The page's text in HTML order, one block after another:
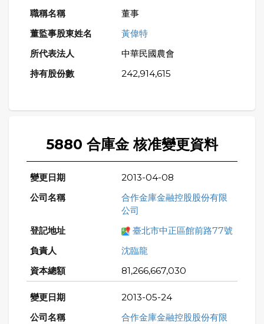
董事
黃偉特
中華民國農會
242,914,615
5880 合庫金 核准變更資料
2013-04-08
合作金庫金融控股股份有限
公司
臺北市中正區館前路77號
沈臨龍
81,266,667,030
2013-05-24
合作金庫金融控股股份有限